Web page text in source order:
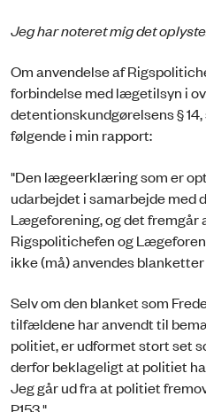
Jeg har noteret mig det
Om anvendelse af
forbindelse med lægetilsyn i
detentionskundgørelsens §
følgende i min rapport:
"Den lægeerklæring som er
udarbejdet i samarbejde med
Lægeforening, og det fremgår
Rigspolitichefen og
ikke (må) anvendes
Selv om den blanket som
tilfældene har anvendt til
politiet, er udformet stort set
derfor beklageligt at politiet
Jeg går ud fra at politiet